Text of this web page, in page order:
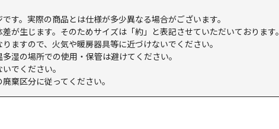
す。実際の商品とは仕様が多少異なる場合がございます。
が生じます。そのためサイズは「約」と表記させていただいております。
ますので、火気や暖房器具等に近づけないでください。
湿の場所での使用・保管は避けてください。
でください。
棄区分に従ってください。